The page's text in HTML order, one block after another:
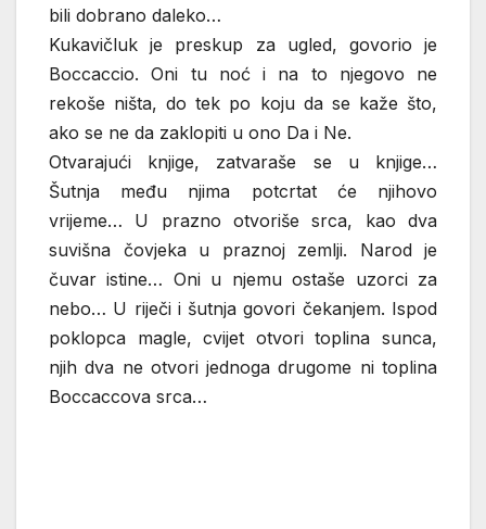
bili dobrano daleko…
Kukavičluk je preskup za ugled, govorio je
Boccaccio. Oni tu noć i na to njegovo ne
rekoše ništa, do tek po koju da se kaže što,
ako se ne da zaklopiti u ono Da i Ne.
Otvarajući knjige, zatvaraše se u knjige…
Šutnja među njima potcrtat će njihovo
vrijeme… U prazno otvoriše srca, kao dva
suvišna čovjeka u praznoj zemlji. Narod je
čuvar istine… Oni u njemu ostaše uzorci za
nebo… U riječi i šutnja govori čekanjem. Ispod
poklopca magle, cvijet otvori toplina sunca,
njih dva ne otvori jednoga drugome ni toplina
Boccaccova srca…